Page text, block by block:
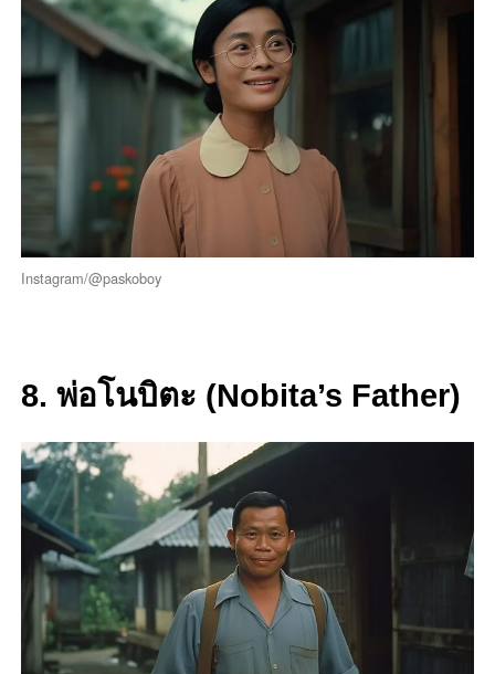
Instagram/@paskoboy
8. พ่อโนบิตะ (Nobita’s Father)